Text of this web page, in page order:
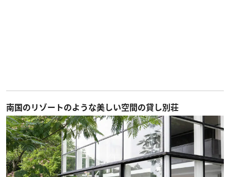
南国のリゾートのような美しい空間の貸し別荘